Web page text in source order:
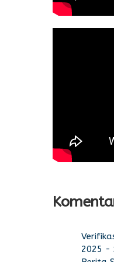
2025 -